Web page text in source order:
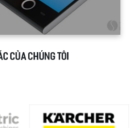
CỦA CHÚNG TÔI